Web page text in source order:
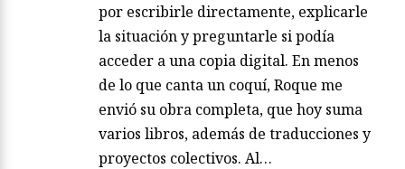
por escribirle directamente, explicarle
la situación y preguntarle si podía
acceder a una copia digital. En menos
de lo que canta un coquí, Roque me
envió su obra completa, que hoy suma
varios libros, además de traducciones y
proyectos colectivos. Al…